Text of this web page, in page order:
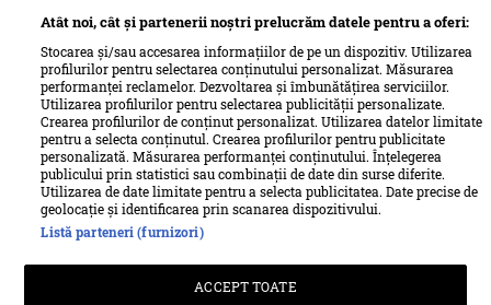
Termeni si conditii
Despre cookies
Politica de confidențialitate
Despre Unica
Echipa Unica
Sitemap
Contact
Retete culinare – Romanesti si din Bucataria internationala
Pariază responsabil! Decizia ONJN nr. 821/25.09.2025.
Atât noi, cât și partenerii noștri prelucrăm datele pentru a oferi:
Stocarea și/sau accesarea informațiilor de pe un dispozitiv. Utilizarea
profilurilor pentru selectarea conținutului personalizat. Măsurarea
performanței reclamelor. Dezvoltarea și îmbunătățirea serviciilor.
Utilizarea profilurilor pentru selectarea publicității personalizate.
Crearea profilurilor de conținut personalizat. Utilizarea datelor limitate
pentru a selecta conținutul. Crearea profilurilor pentru publicitate
personalizată. Măsurarea performanței conținutului. Înțelegerea
publicului prin statistici sau combinații de date din surse diferite.
Utilizarea de date limitate pentru a selecta publicitatea. Date precise de
geolocație și identificarea prin scanarea dispozitivului.
Listă parteneri (furnizori)
ACCEPT TOATE